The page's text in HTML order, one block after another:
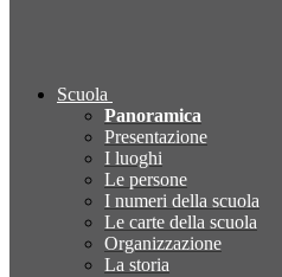
Scuola
Panoramica
Presentazione
I luoghi
Le persone
I numeri della scuola
Le carte della scuola
Organizzazione
La storia